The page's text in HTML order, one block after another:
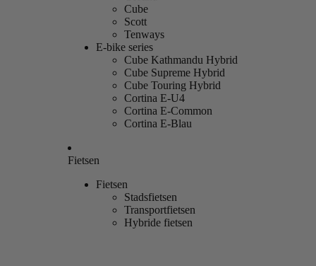
Cube
Scott
Tenways
E-bike series
Cube Kathmandu Hybrid
Cube Supreme Hybrid
Cube Touring Hybrid
Cortina E-U4
Cortina E-Common
Cortina E-Blau
Fietsen
Fietsen
Stadsfietsen
Transportfietsen
Hybride fietsen